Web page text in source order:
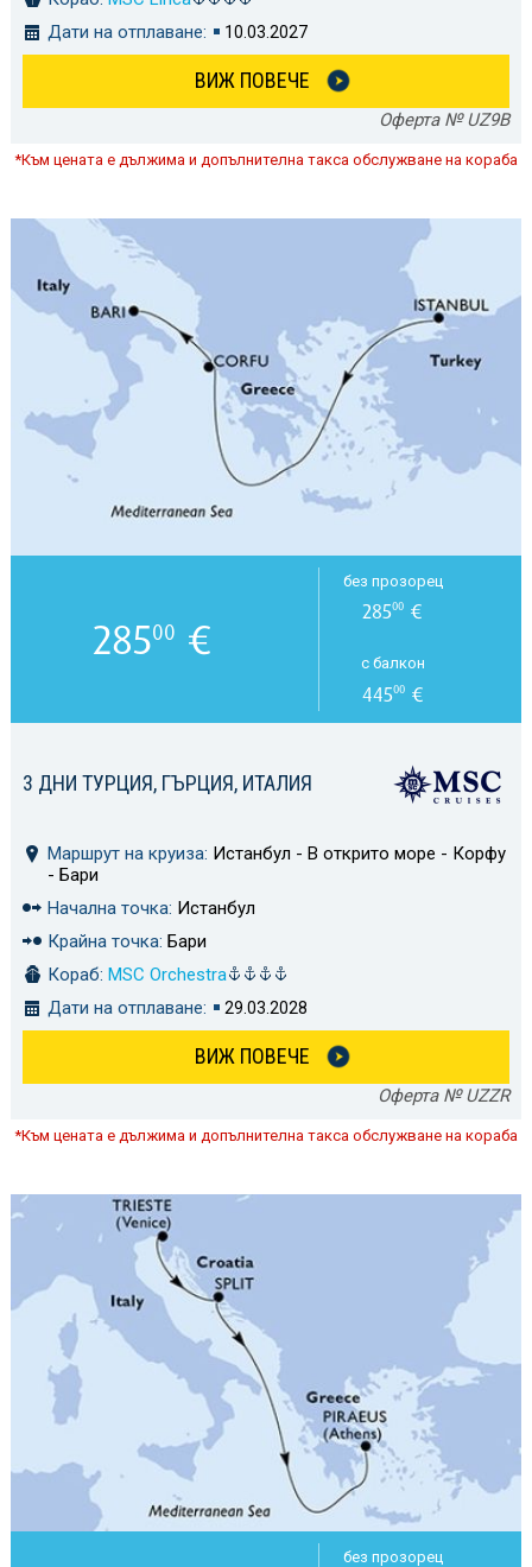
Дати на отплаване:
10.03.2027
ВИЖ ПОВЕЧЕ
Оферта № UZ9B
*Към цената е дължима и допълнителна такса обслужване на кораба
3 ДНИ ТУРЦИЯ, ГЪРЦИЯ, ИТАЛИЯ
Маршрут на круиза: Истанбул - В открито море - Корфу
- Бари
Начална точка: Истанбул
Крайна точка: Бари
Кораб: MSC Orchestra
Дати на отплаване:
29.03.2028
ВИЖ ПОВЕЧЕ
Оферта № UZZR
28500 €
без прозорец
28500 €
с балкон
44500€
*Към цената е дължима и допълнителна такса обслужване на кораба
без прозорец